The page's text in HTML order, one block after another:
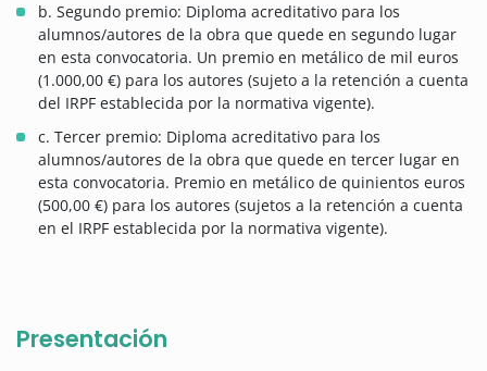
b. Segundo premio: Diploma acreditativo para los
alumnos/autores de la obra que quede en segundo lugar
en esta convocatoria. Un premio en metálico de mil euros
(1.000,00 €) para los autores (sujeto a la retención a cuenta
del IRPF establecida por la normativa vigente).
c. Tercer premio: Diploma acreditativo para los
alumnos/autores de la obra que quede en tercer lugar en
esta convocatoria. Premio en metálico de quinientos euros
(500,00 €) para los autores (sujetos a la retención a cuenta
en el IRPF establecida por la normativa vigente).
Presentación